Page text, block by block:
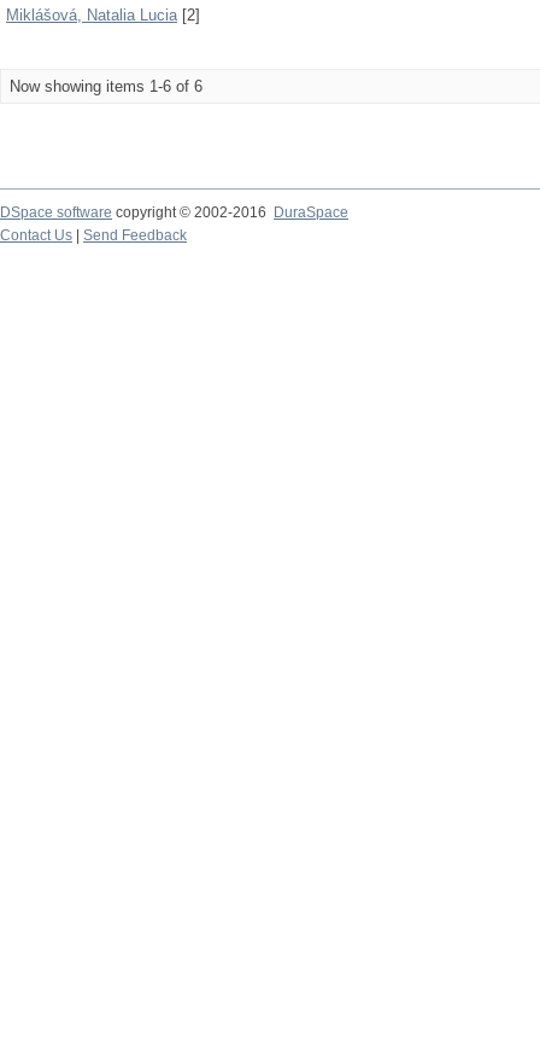
Miklášová, Natalia Lucia[2]
Now showing items 1-6 of 6
DSpace software copyright © 2002-2016
DuraSpace
Contact Us
Send Feedback